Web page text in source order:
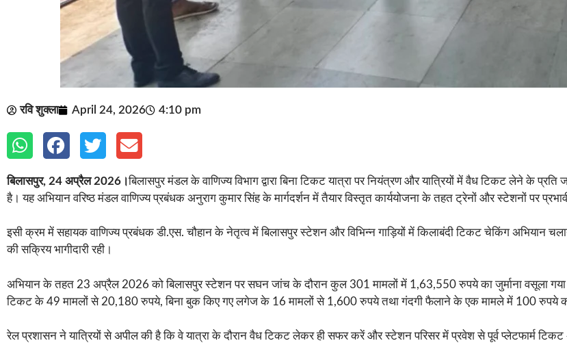
रवि शुक्ला April 24, 2026 4:10 pm
बिलासपुर, 24 अप्रैल 2026।बिलासपुर मंडल के वाणिज्य विभाग द्वारा बिना टिकट यात्रा पर नियंत्रण और यात्रियों में वैध टिकट लेने के
है। यह अभियान वरिष्ठ मंडल वाणिज्य प्रबंधक अनुराग कुमार सिंह के मार्गदर्शन में तैयार विस्तृत कार्ययोजना के तहत ट्रेनों और स्टेशनों पर
इसी क्रम में सहायक वाणिज्य प्रबंधक डी.एस. चौहान के नेतृत्व में बिलासपुर स्टेशन और विभिन्न गाड़ियों में किलाबंदी टिकट चेकिंग अभियान
की सक्रिय भागीदारी रही।
अभियान के तहत 23 अप्रैल 2026 को बिलासपुर स्टेशन पर सघन जांच के दौरान कुल 301 मामलों में 1,63,550 रुपये का जुर्माना वसूला
टिकट के 49 मामलों से 20,180 रुपये, बिना बुक किए गए लगेज के 16 मामलों से 1,600 रुपये तथा गंदगी फैलाने के एक मामले में 100 रुपये का
रेल प्रशासन ने यात्रियों से अपील की है कि वे यात्रा के दौरान वैध टिकट लेकर ही सफर करें और स्टेशन परिसर में प्रवेश से पूर्व प्लेटफार्म